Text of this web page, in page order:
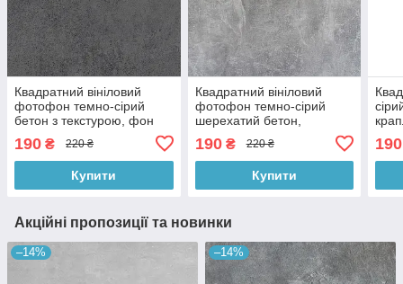
Квадратний вініловий
фотофон темно-сірий
бетон з текстурою, фон
для предметної зйомки,
60x60 см, №550536
190 ₴ 220 ₴
Купити
Квадратний вініловий
фотофон темно-сірий
шерехатий бетон,
зйомки, 60x60 см,
№550543
190₴ 220 ₴
Купити
190
Акційні пропозиції та новинки
–14% –14%